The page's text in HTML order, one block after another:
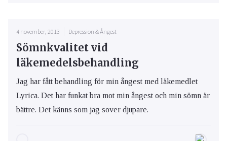
4 november, 2013 Depression & Ångest
Sömnkvalitet vid
läkemedelsbehandling
Jag har fått behandling för min ångest med läkemedlet
Lyrica. Det har funkat bra mot min ångest och min sömn är
bättre. Det känns som jag sover djupare.